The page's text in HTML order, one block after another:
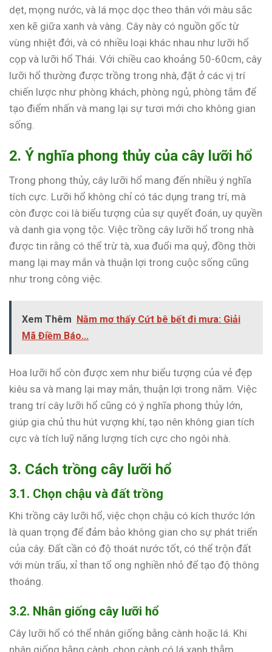
dẹt, mọng nước, và lá mọc dọc theo thân với màu sắc
xen kẽ giữa xanh và vàng. Cây này có nguồn gốc từ
vùng nhiệt đới, và có nhiều loại khác nhau như lưỡi hổ
cọp và lưỡi hổ Thái. Với chiều cao khoảng 50-60cm, cây
lưỡi hổ thường được trồng trong nhà, đặt ở các vị trí
chiến lược như phòng khách, phòng ngủ, phòng tắm để
tạo điểm nhấn và mang lại sự tươi mới cho không gian
sống.
2. Ý nghĩa phong thủy của cây lưỡi hổ
Trong phong thủy, cây lưỡi hổ mang đến nhiều ý nghĩa
tích cực. Lưỡi hổ không chỉ có tác dụng trang trí, mà
còn được coi là biểu tượng của sự quyết đoán, uy quyền
và danh gia vọng tộc. Việc trồng cây lưỡi hổ trong nhà
được tin rằng có thể trừ tà, xua đuổi ma quỷ, đồng thời
mang lại may mắn và thuận lợi trong cuộc sống cũng
như trong công việc.
Xem Thêm Nằm mơ thấy Cứt bê bết đi mưa: Giải
Mã Điềm Báo...
Hoa lưỡi hổ còn được xem như biểu tượng của vẻ đẹp
kiêu sa và mang lại may mắn, thuận lợi trong năm. Việc
trang trí cây lưỡi hổ cũng có ý nghĩa phong thủy lớn,
giúp gia chủ thu hút vượng khí, tạo nên không gian tích
cực và tích luỹ năng lượng tích cực cho ngôi nhà.
3. Cách trồng cây lưỡi hổ
3.1. Chọn chậu và đất trồng
Khi trồng cây lưỡi hổ, việc chọn chậu có kích thước lớn
là quan trọng để đảm bảo không gian cho sự phát triển
của cây. Đất cần có độ thoát nước tốt, có thể trộn đất
với mùn trấu, xỉ than tổ ong nghiền nhỏ để tạo độ thông
thoáng.
3.2. Nhân giống cây lưỡi hổ
Cây lưỡi hổ có thể nhân giống bằng cành hoặc lá. Khi